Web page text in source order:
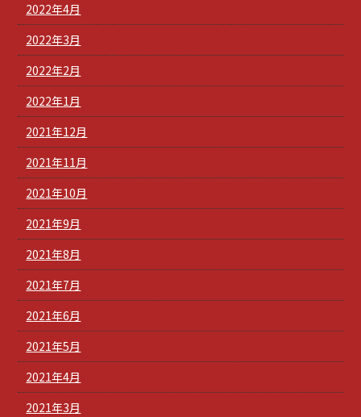
2022年4月
2022年3月
2022年2月
2022年1月
2021年12月
2021年11月
2021年10月
2021年9月
2021年8月
2021年7月
2021年6月
2021年5月
2021年4月
2021年3月